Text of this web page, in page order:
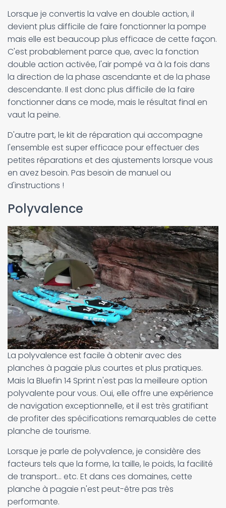
Lorsque je convertis la valve en double action, il
devient plus difficile de faire fonctionner la pompe
mais elle est beaucoup plus efficace de cette façon.
C'est probablement parce que, avec la fonction
double action activée, l'air pompé va à la fois dans
la direction de la phase ascendante et de la phase
descendante. Il est donc plus difficile de la faire
fonctionner dans ce mode, mais le résultat final en
vaut la peine.
D'autre part, le kit de réparation qui accompagne
l'ensemble est super efficace pour effectuer des
petites réparations et des ajustements lorsque vous
en avez besoin. Pas besoin de manuel ou
d'instructions !
Polyvalence
La polyvalence est facile à obtenir avec des
planches à pagaie plus courtes et plus pratiques.
Mais la Bluefin 14 Sprint n'est pas la meilleure option
polyvalente pour vous. Oui, elle offre une expérience
de navigation exceptionnelle, et il est très gratifiant
de profiter des spécifications remarquables de cette
planche de tourisme.
Lorsque je parle de polyvalence, je considère des
facteurs tels que la forme, la taille, le poids, la facilité
de transport... etc. Et dans ces domaines, cette
planche à pagaie n'est peut-être pas très
performante.